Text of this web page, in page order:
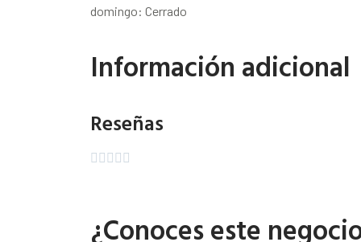
domingo: Cerrado
Información adicional
Reseñas
    
¿Conoces este